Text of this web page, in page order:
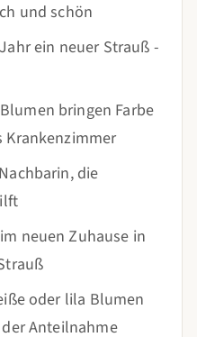
und schön
ein neuer Strauß -
Blumen bringen Farbe
Krankenzimmer
die
neuen Zuhause in
oder lila Blumen
Anteilnahme